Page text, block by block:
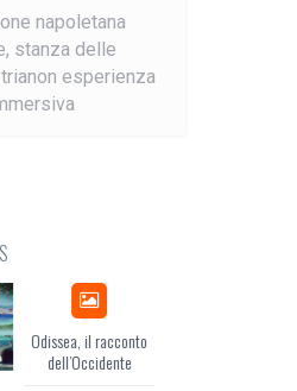
napoletana
stanza delle
trianon esperienza